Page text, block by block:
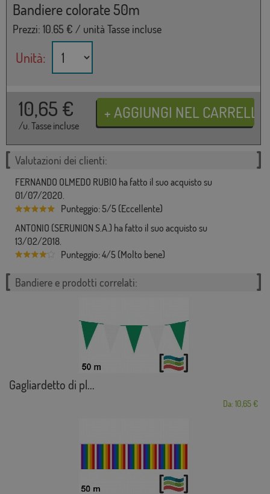
Bandiere colorate 50m
Prezzi: 10.65 € / unità Tasse incluse
Unità:
10,65 €
/u. Tasse incluse
Valutazioni dei clienti:
FERNANDO OLMEDO RUBIO ha fatto il suo acquisto su
01/07/2020.
Punteggio: 5/5 (Eccellente)
ANTONIO (SERUNION S.A.) ha fatto il suo acquisto su
13/02/2018.
Punteggio: 4/5 (Molto bene)
Bandiere e prodotti correlati:
Gagliardetto di pl...
Da: 10,65 €